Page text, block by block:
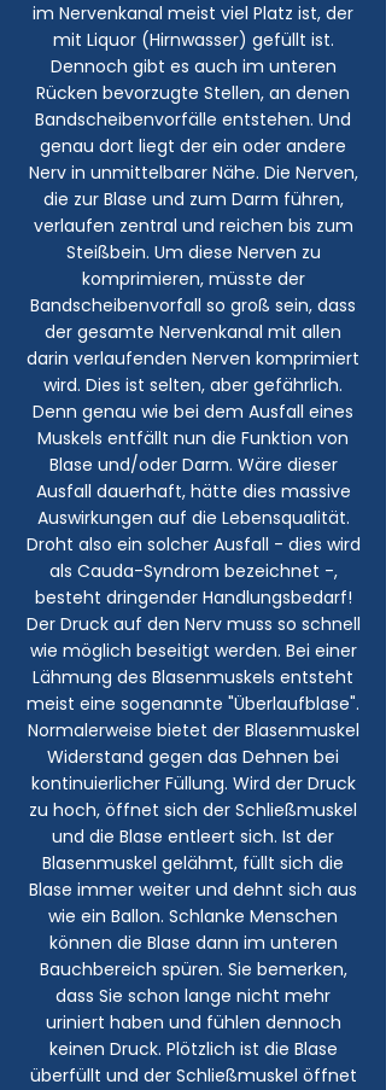
im Nervenkanal meist viel Platz ist, der
mit Liquor (Hirnwasser) gefüllt ist.
Dennoch gibt es auch im unteren
Rücken bevorzugte Stellen, an denen
Bandscheibenvorfälle entstehen. Und
genau dort liegt der ein oder andere
Nerv in unmittelbarer Nähe. Die Nerven,
die zur Blase und zum Darm führen,
verlaufen zentral und reichen bis zum
Steißbein. Um diese Nerven zu
komprimieren, müsste der
Bandscheibenvorfall so groß sein, dass
der gesamte Nervenkanal mit allen
darin verlaufenden Nerven komprimiert
wird. Dies ist selten, aber gefährlich.
Denn genau wie bei dem Ausfall eines
Muskels entfällt nun die Funktion von
Blase und/oder Darm. Wäre dieser
Ausfall dauerhaft, hätte dies massive
Auswirkungen auf die Lebensqualität.
Droht also ein solcher Ausfall - dies wird
als Cauda-Syndrom bezeichnet -,
besteht dringender Handlungsbedarf!
Der Druck auf den Nerv muss so schnell
wie möglich beseitigt werden. Bei einer
Lähmung des Blasenmuskels entsteht
meist eine sogenannte "Überlaufblase".
Normalerweise bietet der Blasenmuskel
Widerstand gegen das Dehnen bei
kontinuierlicher Füllung. Wird der Druck
zu hoch, öffnet sich der Schließmuskel
und die Blase entleert sich. Ist der
Blasenmuskel gelähmt, füllt sich die
Blase immer weiter und dehnt sich aus
wie ein Ballon. Schlanke Menschen
können die Blase dann im unteren
Bauchbereich spüren. Sie bemerken,
dass Sie schon lange nicht mehr
uriniert haben und fühlen dennoch
keinen Druck. Plötzlich ist die Blase
überfüllt und der Schließmuskel öffnet